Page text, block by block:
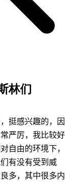
林们
挺感兴趣的，因
严厉，我比较好
自由的环境下，
有没有受到威
多，其中很多内